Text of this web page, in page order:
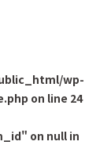
wp-
on line 24
on null in